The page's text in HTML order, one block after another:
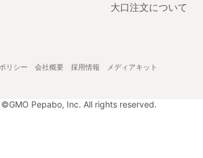
大口注文について
リシー 会社概要 採用情報 メディアキット
©GMO Pepabo, Inc. All rights reserved.